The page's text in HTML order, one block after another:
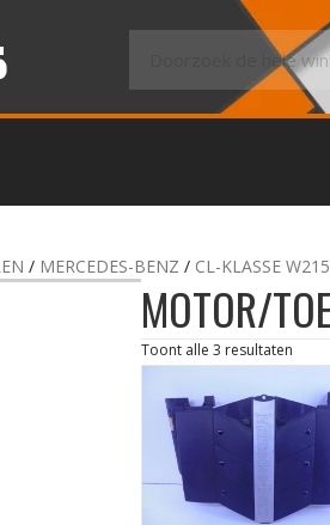
/ MERCEDES-BENZ / CL-KLASSE
MOTOR/
Toont alle 3 resultaten